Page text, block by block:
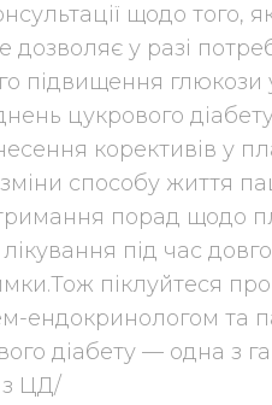
щодо того,
дозволяє у разі
підвищення
цукрового
корективів у
способу життя
порад щодо
під час
піклуйтеся про
ендокринологом та
діабету — одна з
з ЦД/